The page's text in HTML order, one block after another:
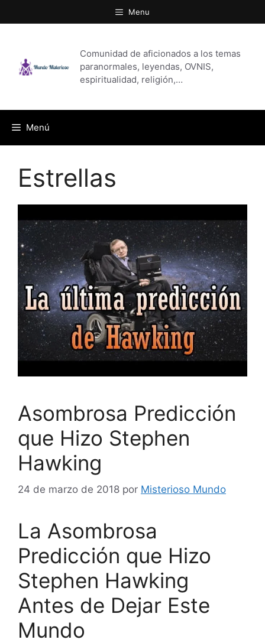
al
Menu
Comunidad de aficionados a los temas
paranormales, leyendas, OVNIS,
espiritualidad, religión,…
Menú
Estrellas
Asombrosa Predicción
que Hizo Stephen
Hawking
24 de marzo de 2018 por Misterioso Mundo
La Asombrosa
Predicción que Hizo
Stephen Hawking
Antes de Dejar Este
Mundo